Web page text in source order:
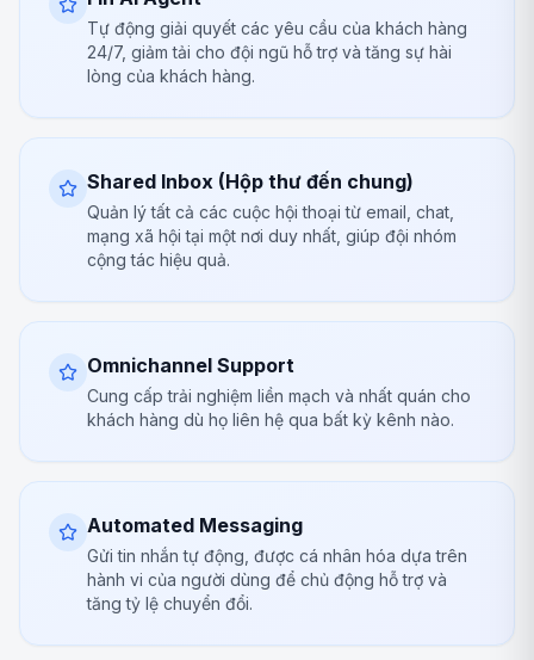
Tự động giải quyết các yêu cầu của khách hàng
24/7, giảm tải cho đội ngũ hỗ trợ và tăng sự hài
lòng của khách hàng.
Shared Inbox (Hộp thư đến chung)
Quản lý tất cả các cuộc hội thoại từ email, chat,
mạng xã hội tại một nơi duy nhất, giúp đội nhóm
cộng tác hiệu quả.
Omnichannel Support
Cung cấp trải nghiệm liền mạch và nhất quán cho
khách hàng dù họ liên hệ qua bất kỳ kênh nào.
Automated Messaging
Gửi tin nhắn tự động, được cá nhân hóa dựa trên
hành vi của người dùng để chủ động hỗ trợ và
tăng tỷ lệ chuyển đổi.